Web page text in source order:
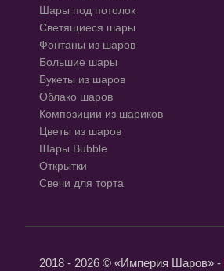
Шары под потолок
Светящиеся шары
Фонтаны из шаров
Большие шары
Букеты из шаров
Облако шаров
Композиции из шариков
Цветы из шаров
Шары Bubble
Открытки
Свечи для торта
2018 - 2026 © «Империя Шаров» -